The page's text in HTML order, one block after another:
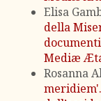
Elisa
della
documenti
Mediæ
Rosanna